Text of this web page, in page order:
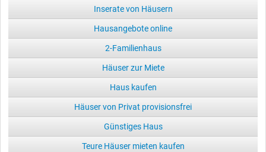
Inserate von Häusern
Hausangebote online
2-Familienhaus
Häuser zur Miete
Haus kaufen
Häuser von Privat provisionsfrei
Günstiges Haus
Teure Häuser mieten kaufen